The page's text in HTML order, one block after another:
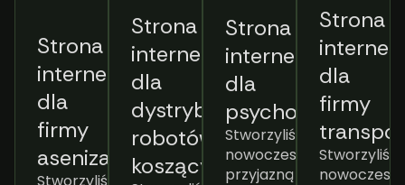
Strona
internetowa
dla
firmy
asenizacyjnej
Strona
internetowa
dla
dystrybutora
robotów
koszących
Strona
internetowa
dla
psychodietetyka
Stworzyliśmy
nowoczesną,
przyjazną
Strona
dla
firmy